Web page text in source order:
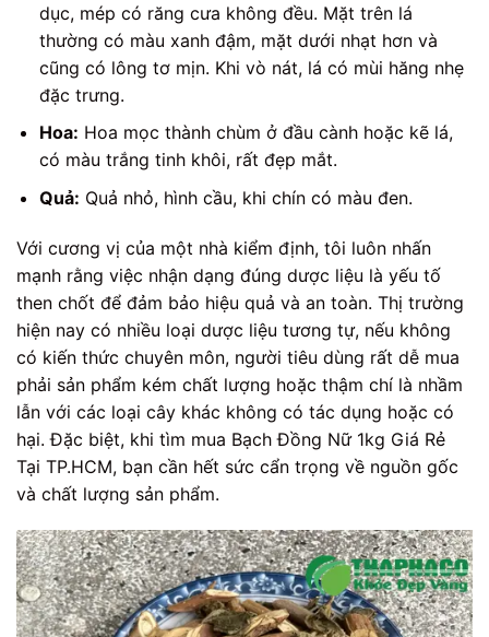
dục, mép có răng cưa không đều. Mặt trên lá
thường có màu xanh đậm, mặt dưới nhạt hơn và
cũng có lông tơ mịn. Khi vò nát, lá có mùi hăng nhẹ
đặc trưng.
Hoa: Hoa mọc thành chùm ở đầu cành hoặc kẽ lá,
có màu trắng tinh khôi, rất đẹp mắt.
Quả: Quả nhỏ, hình cầu, khi chín có màu đen.
Với cương vị của một nhà kiểm định, tôi luôn nhấn
mạnh rằng việc nhận dạng đúng dược liệu là yếu tố
then chốt để đảm bảo hiệu quả và an toàn. Thị trường
hiện nay có nhiều loại dược liệu tương tự, nếu không
có kiến thức chuyên môn, người tiêu dùng rất dễ mua
phải sản phẩm kém chất lượng hoặc thậm chí là nhầm
lẫn với các loại cây khác không có tác dụng hoặc có
hại. Đặc biệt, khi tìm mua Bạch Đồng Nữ 1kg Giá Rẻ
Tại TP.HCM, bạn cần hết sức cẩn trọng về nguồn gốc
và chất lượng sản phẩm.